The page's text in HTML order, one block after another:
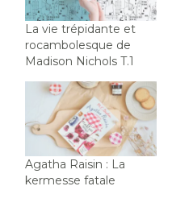
La vie trépidante et
rocambolesque de
Madison Nichols T.1
Agatha Raisin : La
kermesse fatale